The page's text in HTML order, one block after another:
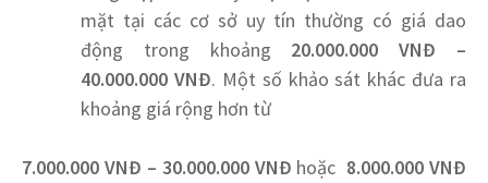
mặt tại các cơ sở uy tín thường có giá dao
động trong khoảng 20.000.000 VNĐ –
40.000.000 VNĐ. Một số khảo sát khác đưa ra
khoảng giá rộng hơn từ
7.000.000 VNĐ – 30.000.000 VNĐ hoặc 8.000.000 VNĐ